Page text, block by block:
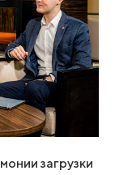
загрузки